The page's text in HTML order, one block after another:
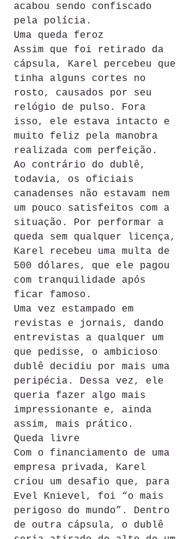
acabou sendo confiscado
pela polícia.
Uma queda feroz
Assim que foi retirado da
cápsula, Karel percebeu que
tinha alguns cortes no
rosto, causados por seu
relógio de pulso. Fora
isso, ele estava intacto e
muito feliz pela manobra
realizada com perfeição.
Ao contrário do dublê,
todavia, os oficiais
canadenses não estavam nem
um pouco satisfeitos com a
situação. Por performar a
queda sem qualquer licença,
Karel recebeu uma multa de
500 dólares, que ele pagou
com tranquilidade após
ficar famoso.
Uma vez estampado em
revistas e jornais, dando
entrevistas a qualquer um
que pedisse, o ambicioso
dublê decidiu por mais uma
peripécia. Dessa vez, ele
queria fazer algo mais
impressionante e, ainda
assim, mais prático.
Queda livre
Com o financiamento de uma
empresa privada, Karel
criou um desafio que, para
Evel Knievel, foi “o mais
perigoso do mundo”. Dentro
de outra cápsula, o dublê